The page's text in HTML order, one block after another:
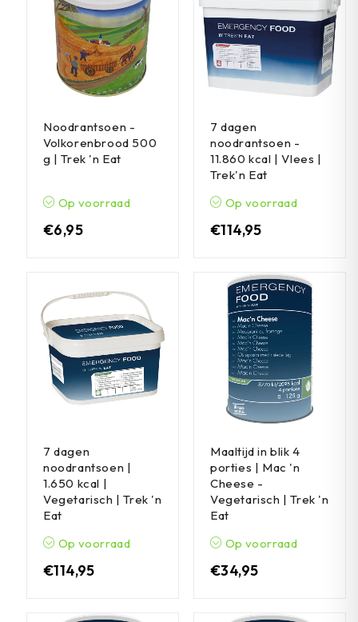
Noodrantsoen -
Volkorenbrood 500
g | Trek 'n Eat
Op voorraad
€6,95
7 dagen
noodrantsoen -
11.860 kcal | Vlees |
Trek'n Eat
Op voorraad
€114,95
7 dagen
noodrantsoen |
1.650 kcal |
Vegetarisch | Trek 'n
Eat
Op voorraad
€114,95
Maaltijd in blik 4
porties | Mac 'n
Cheese -
Vegetarisch | Trek 'n
Eat
Op voorraad
€34,95